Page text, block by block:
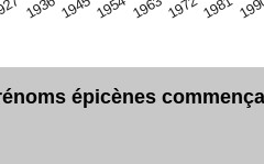
1936 1945 1954 1963 19721981
épicènes